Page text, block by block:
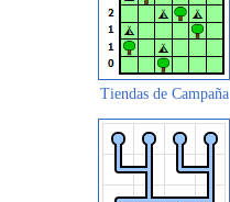
Tiendas de Campaña